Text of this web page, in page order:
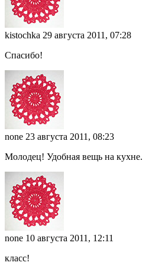
kistochka 29 августа 2011, 07:28
Спасибо!
none 23 августа 2011, 08:23
Молодец! Удобная вещь на кухне.
none 10 августа 2011, 12:11
класс!